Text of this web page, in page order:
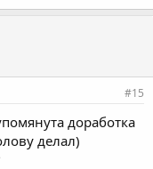
#15
доработка
делал)